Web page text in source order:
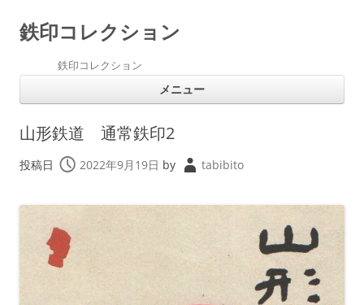
鉄印コレクション
鉄印コレクション
メニュー
山形鉄道 通常鉄印2
投稿日 2022年9月19日 by tabibito